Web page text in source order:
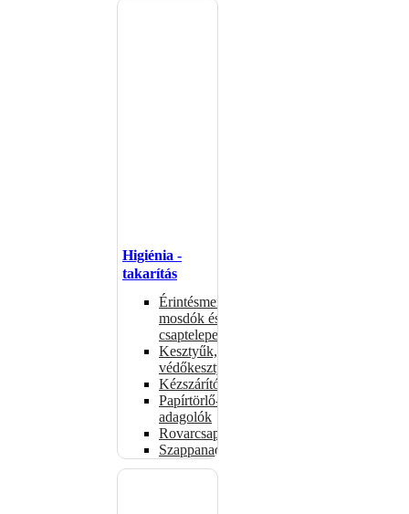
Higiénia -
takarítás
Érintésmentes
mosdók és
csaptelepek
Kesztyűk,
védőkesztyűk
Kézszárítók
Papírtörlő-
adagolók
Rovarcsapdák
Szappanadagolók